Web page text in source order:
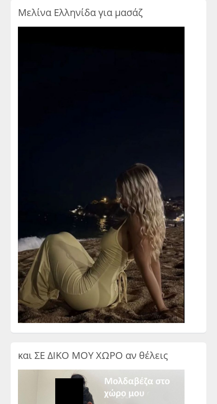
Μελίνα Ελληνίδα για μασάζ
και ΣΕ ΔΙΚΟ ΜΟΥ ΧΩΡΟ αν θέλεις